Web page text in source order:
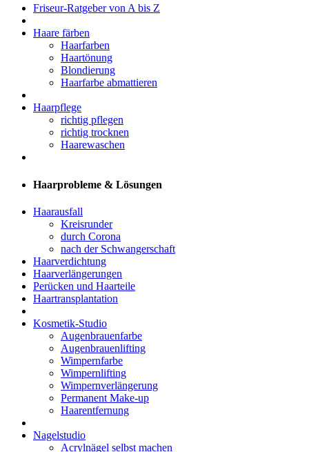
Friseur-Ratgeber von A bis Z
Haare färben
Haarfarben
Haartönung
Blondierung
Haarfarbe abmattieren
Haarpflege
richtig pflegen
richtig trocknen
Haarewaschen
Haarprobleme & Lösungen
Haarausfall
Kreisrunder
durch Corona
nach der Schwangerschaft
Haarverdichtung
Haarverlängerungen
Perücken und Haarteile
Haartransplantation
Kosmetik-Studio
Augenbrauenfarbe
Augenbrauenlifting
Wimpernfarbe
Wimpernlifting
Wimpernverlängerung
Permanent Make-up
Haarentfernung
Nagelstudio
Acrylnägel selbst machen